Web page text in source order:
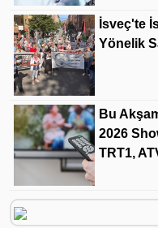
İsveç'te
Yönelik
Bu
2026
TRT1,